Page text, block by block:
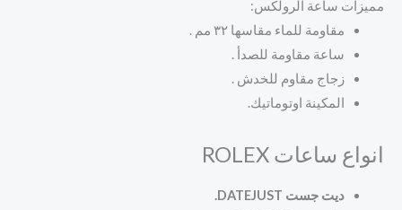
مميزات ساعة الرولكس:
مقاومة للماء مقاسها ٣٢ مم .
ساعة مقاومة للصدأ .
زجاج مقاوم للخدش .
المكينة اوتوماتيك.
انواع ساعات ROLEX
ديت جست DATEJUST.